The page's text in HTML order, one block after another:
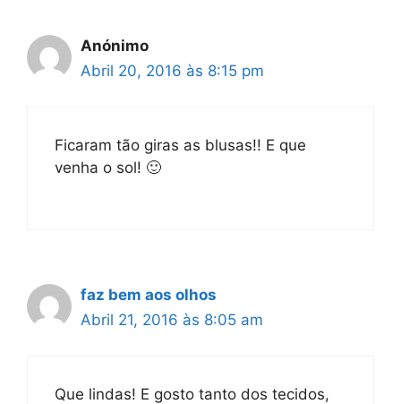
Anónimo
Abril 20, 2016 às 8:15 pm
Ficaram tão giras as blusas!! E que
venha o sol! 🙂
faz bem aos olhos
Abril 21, 2016 às 8:05 am
Que lindas! E gosto tanto dos tecidos,